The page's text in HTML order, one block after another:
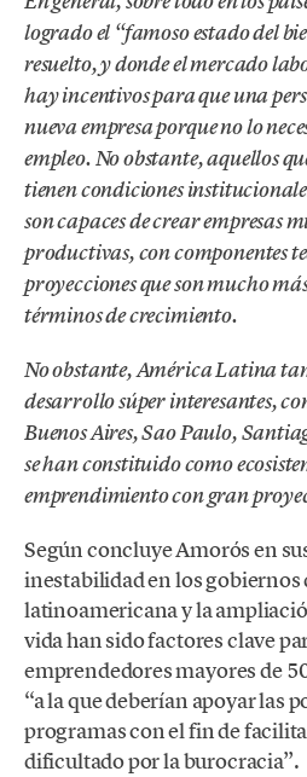
logrado el “famoso estado del
resuelto, y donde el mercado
hay incentivos para que una
nueva empresa porque no lo
empleo. No obstante, aquellos
tienen condiciones
son capaces de crear empresas
productivas, con componentes
proyecciones que son mucho
términos de crecimiento.
No obstante, América Latina
desarrollo súper interesantes,
Buenos Aires, Sao Paulo,
se han constituido como
emprendimiento con gran
Según concluye Amorós en
inestabilidad en los gobiernos
latinoamericana y la
vida han sido factores clave
emprendedores mayores de
“a la que deberían apoyar las
programas con el fin de
dificultado por la burocracia”.